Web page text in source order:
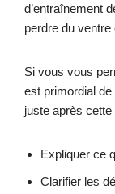
d’entraînement
perdre du
Si vous vous
est primordial
juste après cette
Expliquer ce
Clarifier les